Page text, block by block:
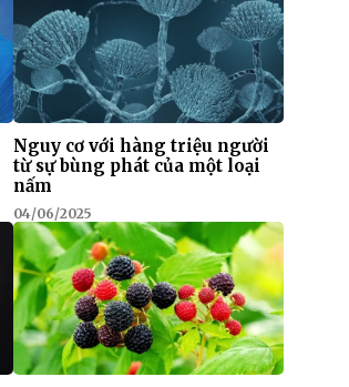
Nguy cơ với hàng triệu người
từ sự bùng phát của một loại
nấm
04/06/2025